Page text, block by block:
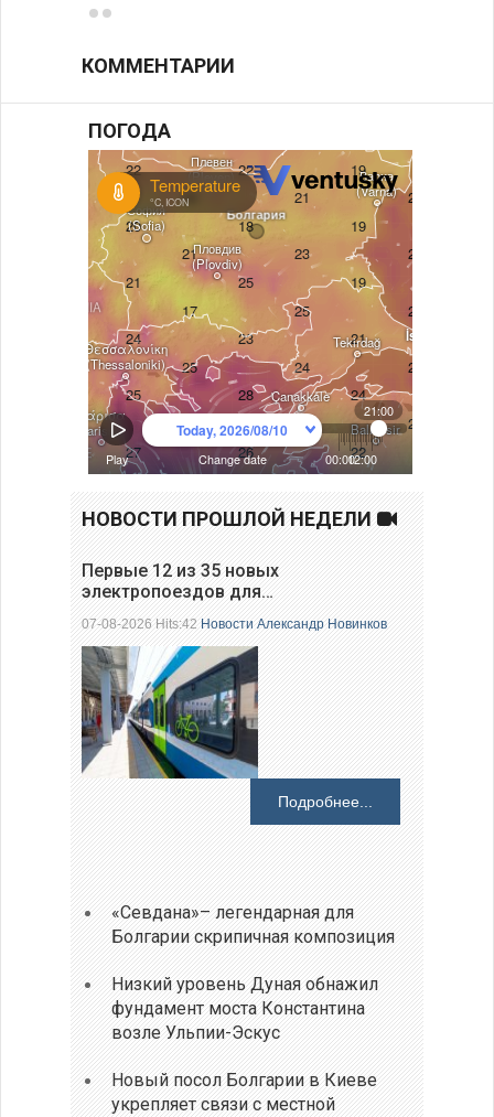
КОММЕНТАРИИ
ПОГОДА
НОВОСТИ ПРОШЛОЙ НЕДЕЛИ
Первые 12 из 35 новых
электропоездов для…
07-08-2026 Hits:42Новости Александр Новинков
Подробнее...
«Севдана»– легендарная для
Болгарии скрипичная композиция
Низкий уровень Дуная обнажил
фундамент моста Константина
возле Ульпии-Эскус
Новый посол Болгарии в Киеве
укрепляет связи с местной